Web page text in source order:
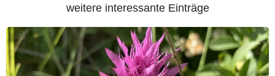
weitere interessante Einträge